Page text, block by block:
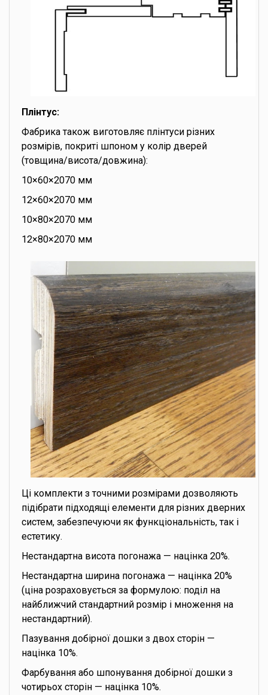
Плінтус:
Фабрика також виготовляє плінтуси різних
розмірів, покриті шпоном у колір дверей
(товщина/висота/довжина):
10×60×2070 мм
12×60×2070 мм
10×80×2070 мм
12×80×2070 мм
Ці комплекти з точними розмірами дозволяють
підібрати підходящі елементи для різних дверних
систем, забезпечуючи як функціональність, так і
естетику.
Нестандартна висота погонажа — націнка 20%.
Нестандартна ширина погонажа — націнка 20%
(ціна розраховується за формулою: поділ на
найближчий стандартний розмір і множення на
нестандартний).
Пазування добірної дошки з двох сторін —
націнка 10%.
Фарбування або шпонування добірної дошки з
чотирьох сторін — націнка 10%.